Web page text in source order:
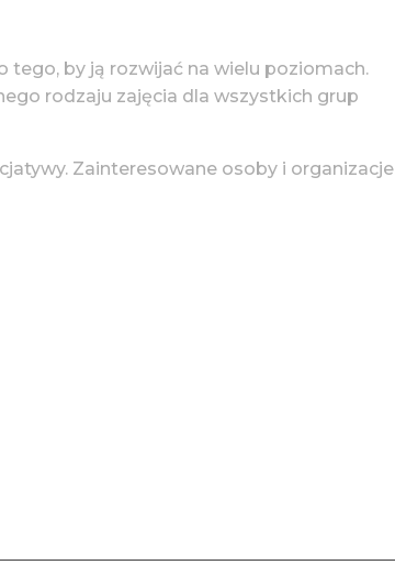
tego, by ją rozwijać na wielu poziomach.
rodzaju zajęcia dla wszystkich grup
Zainteresowane osoby i organizacje